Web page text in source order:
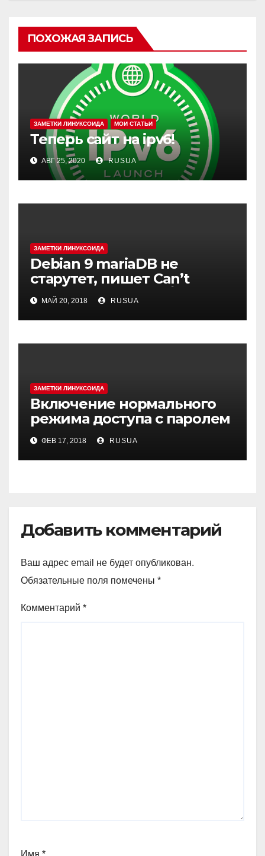
ПОХОЖАЯ ЗАПИСЬ
ЗАМЕТКИ ЛИНУКСОИДА МОИ СТАТЬИ
Теперь сайт на ipv6!
АВГ 25, 2020 RUSUA
ЗАМЕТКИ ЛИНУКСОИДА
Debian 9 mariaDB не
старутет, пишет Can’t
create test file или /mysqld:
Can’t change dir to
МАЙ 20, 2018 RUSUA
ЗАМЕТКИ ЛИНУКСОИДА
Включение нормального
режима доступа с паролем
в MySQL(MariaDB) в Debian
9 ФЕВ 17, 2018 RUSUA
Добавить комментарий
Ваш адрес email не будет опубликован.
Обязательные поля помечены *
Комментарий *
Имя *